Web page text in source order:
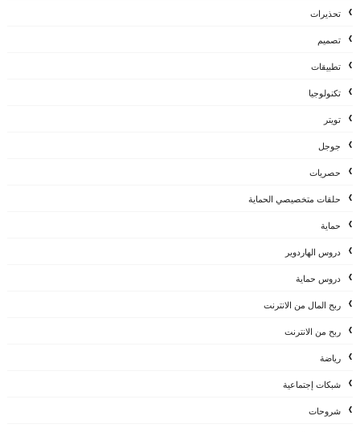
تحذيرات
تصميم
تطبيقات
تكنولوجيا
تويتر
جوجل
حصريات
حلقات متخصيصي الحماية
حماية
دروس الهاردوير
دروس حماية
ربح المال من الانترنت
ربح من الانترنت
رياضة
شبكات إجتماعية
شروحات